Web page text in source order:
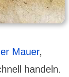
Mauer,
handeln.